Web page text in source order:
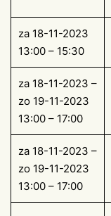
za 18-11-2023
13:00 – 15:30
za 18-11-2023 –
zo 19-11-2023
13:00 – 17:00
za 18-11-2023 –
zo 19-11-2023
13:00 – 17:00